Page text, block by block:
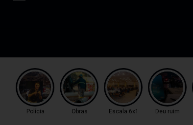
Polícia Obras Escala 6x1 Deu ruim